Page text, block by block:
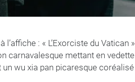
: « L’Exorciste du Vatican
carnavalesque mettant en
wu xia pan picaresque